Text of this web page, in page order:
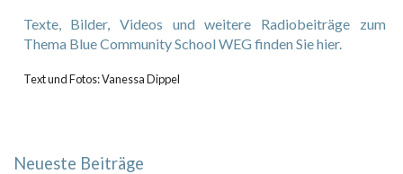
Texte, Bilder, Videos und weitere Radiobeiträge zum
Thema Blue Community School WEG finden Sie hier.
Text und Fotos: Vanessa Dippel
Neueste Beiträge